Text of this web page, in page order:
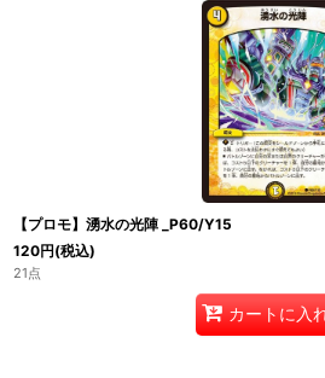
【プロモ】湧水の光陣 _P60/Y15
120円(税込)
21点
カートに入